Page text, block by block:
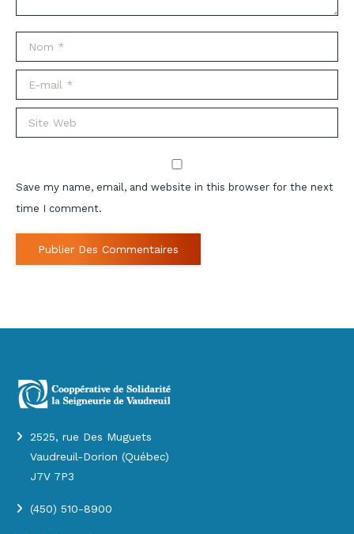
Nom *
E-mail *
Site Web
Save my name, email, and website in this browser for the next
time I comment.
Publier Des Commentaires
2525, rue Des Muguets
Vaudreuil-Dorion (Québec)
J7V 7P3
(450) 510-8900